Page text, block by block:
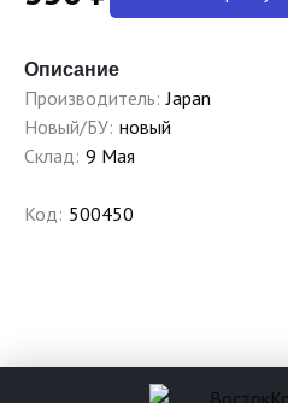
Описание
Производитель: Japan
Новый/БУ: новый
Склад: 9 Мая
Код: 500450